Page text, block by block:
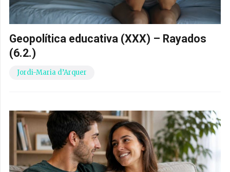
Geopolítica educativa (XXX) – Rayados
(6.2.)
Jordi-Maria d’Arquer